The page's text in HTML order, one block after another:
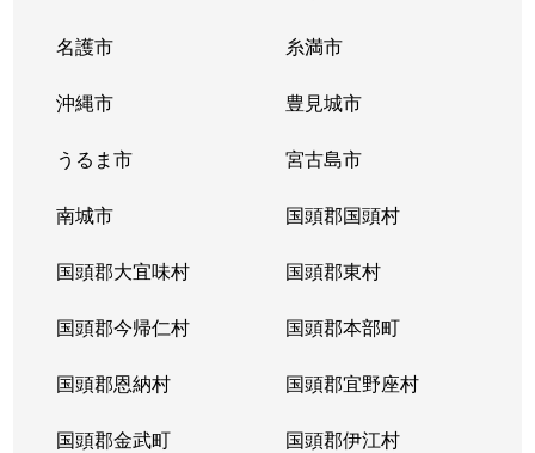
名護市 糸満市
沖縄市 豊見城市
うるま市 宮古島市
南城市 国頭郡国頭村
国頭郡大宜味村 国頭郡東村
国頭郡今帰仁村 国頭郡本部町
国頭郡恩納村 国頭郡宜野座村
国頭郡金武町 国頭郡伊江村